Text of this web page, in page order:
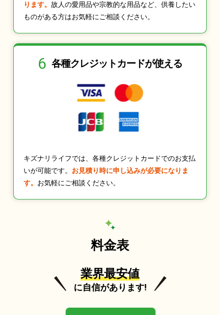
ります。 故人の愛用品や宗教的な用品など、供養したい
ものがある方はお気軽にご相談ください。
6 各種クレジットカードが使える
キズナリライフでは、各種クレジットカードでのお支払
いが可能です。 お見積り時に申し込みが必要になりま
す。 お気軽にご相談ください。
料金表
業界最安値
に自信があります!